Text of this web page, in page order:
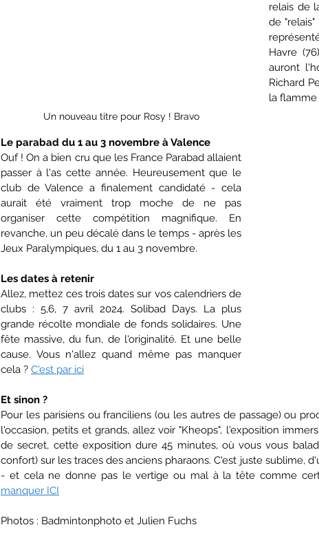
Un nouveau titre pour Rosy ! Bravo
relais de
de
Havre
auront
Richard
la flamme
Le parabad du 1 au 3 novembre à Valence
Ouf ! On a bien cru que les France Parabad allaient
passer à l'as cette année. Heureusement que le
club de Valence a finalement candidaté - cela
aurait été vraiment trop moche de ne pas
organiser cette compétition magnifique. En
revanche, un peu décalé dans le temps - après les
Jeux Paralympiques, du 1 au 3 novembre.
Les dates à retenir
Allez, mettez ces trois dates sur vos calendriers de
clubs : 5,6, 7 avril 2024. Solibad Days. La plus
grande récolte mondiale de fonds solidaires. Une
fête massive, du fun, de l'originalité. Et une belle
cause. Vous n'allez quand même pas manquer
cela ? C'est par ici
Et sinon ?
Pour les parisiens ou franciliens (ou les autres de passage) ou
l'occasion, petits et grands, allez voir "Kheops", l'exposition
de secret, cette exposition dure 45 minutes, où vous vous
confort) sur les traces des anciens pharaons. C'est juste sublime,
manquer ICI
Photos : Badmintonphoto et Julien Fuchs